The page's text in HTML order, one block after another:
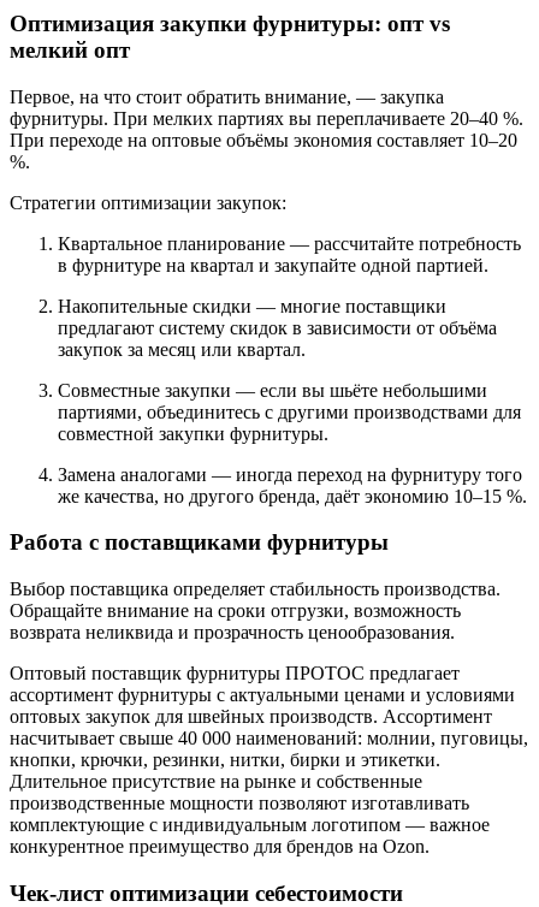
Оптимизация закупки фурнитуры: опт vs
мелкий опт
Первое, на что стоит обратить внимание, — закупка
фурнитуры. При мелких партиях вы переплачиваете 20–40 %.
При переходе на оптовые объёмы экономия составляет 10–20
%.
Стратегии оптимизации закупок:
Квартальное планирование — рассчитайте потребность
в фурнитуре на квартал и закупайте одной партией.
Накопительные скидки — многие поставщики
предлагают систему скидок в зависимости от объёма
закупок за месяц или квартал.
Совместные закупки — если вы шьёте небольшими
партиями, объединитесь с другими производствами для
совместной закупки фурнитуры.
Замена аналогами — иногда переход на фурнитуру того
же качества, но другого бренда, даёт экономию 10–15 %.
Работа с поставщиками фурнитуры
Выбор поставщика определяет стабильность производства.
Обращайте внимание на сроки отгрузки, возможность
возврата неликвида и прозрачность ценообразования.
Оптовый поставщик фурнитуры ПРОТОС предлагает
ассортимент фурнитуры с актуальными ценами и условиями
оптовых закупок для швейных производств. Ассортимент
насчитывает свыше 40 000 наименований: молнии, пуговицы,
кнопки, крючки, резинки, нитки, бирки и этикетки.
Длительное присутствие на рынке и собственные
производственные мощности позволяют изготавливать
комплектующие с индивидуальным логотипом — важное
конкурентное преимущество для брендов на Ozon.
Чек-лист оптимизации себестоимости